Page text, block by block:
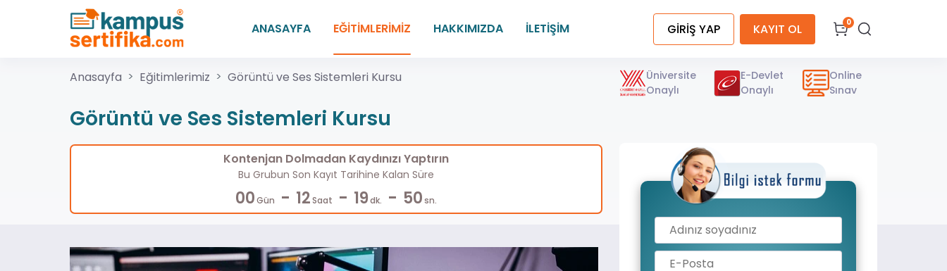
ANASAYFA EĞİTİMLERİMİZ HAKKIMIZDA İLETİŞİM GİRİŞ YAP KAYIT OL 0
Anasayfa Eğitimlerimiz Görüntü ve Ses Sistemleri Kursu
Üniversite
Onaylı
E-Devlet
Onaylı
Online
Sınav
Görüntü ve Ses Sistemleri Kursu
Kontenjan Dolmadan Kaydınızı Yaptırın
Bu Grubun Son Kayıt Tarihine Kalan Süre
00Gün - 12Saat - 19dk. - 49sn.